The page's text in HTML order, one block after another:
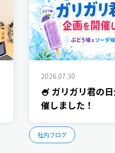
2026.07.30
🍧 ガリガリ君の
催しました！
社内ブログ